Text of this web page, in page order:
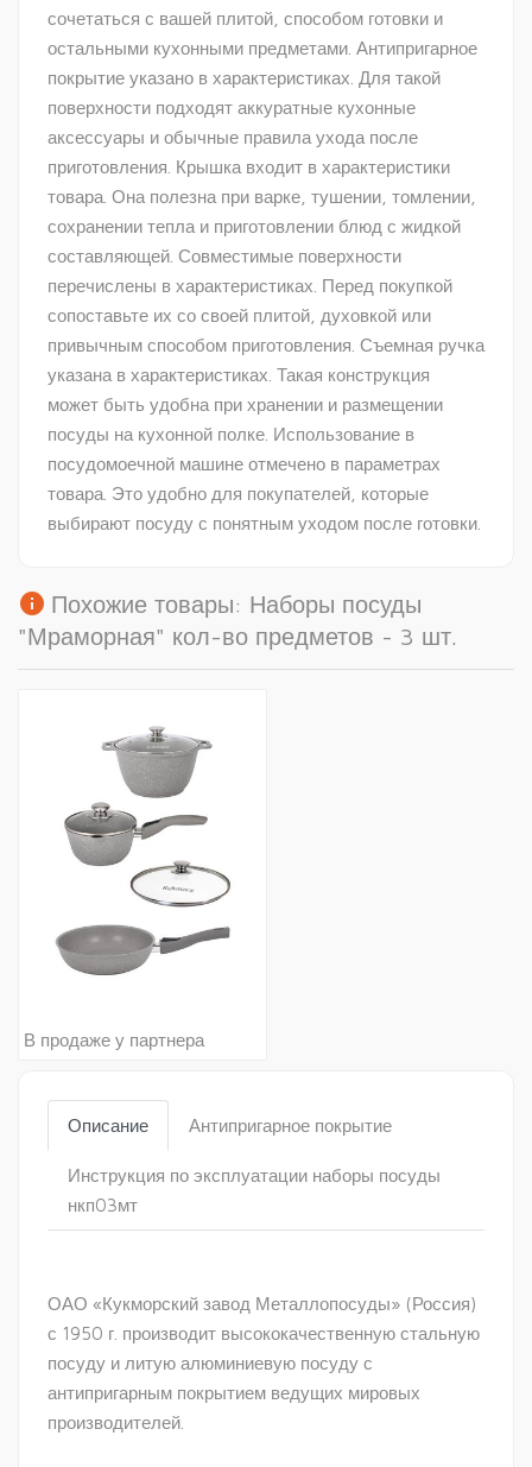
сочетаться с вашей плитой, способом готовки и
остальными кухонными предметами. Антипригарное
покрытие указано в характеристиках. Для такой
поверхности подходят аккуратные кухонные
аксессуары и обычные правила ухода после
приготовления. Крышка входит в характеристики
товара. Она полезна при варке, тушении, томлении,
сохранении тепла и приготовлении блюд с жидкой
составляющей. Совместимые поверхности
перечислены в характеристиках. Перед покупкой
сопоставьте их со своей плитой, духовкой или
привычным способом приготовления. Съемная ручка
указана в характеристиках. Такая конструкция
может быть удобна при хранении и размещении
посуды на кухонной полке. Использование в
посудомоечной машине отмечено в параметрах
товара. Это удобно для покупателей, которые
выбирают посуду с понятным уходом после готовки.
info Похожие товары: Наборы посуды
"Мраморная" кол-во предметов - 3 шт.
В продаже у партнера
Описание Антипригарное покрытие
Инструкция по эксплуатации наборы посуды
нкп03мт
ОАО «Кукморский завод Металлопосуды» (Россия)
с 1950 г. производит высококачественную стальную
посуду и литую алюминиевую посуду с
антипригарным покрытием ведущих мировых
производителей.